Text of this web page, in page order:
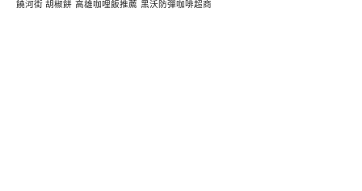
饒河街 胡椒餅 高雄咖哩飯推薦 黑沃防彈咖啡超商